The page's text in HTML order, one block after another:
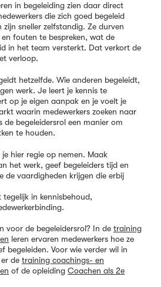
in begeleiding zien daar direct
die zich goed begeleid
zijn sneller zelfstandig. Ze durven
fouten te bespreken, wat de
in het team versterkt. Dat verkort de
verloop.
hetzelfde. Wie anderen begeleidt,
werk. Je leert je kennis te
op je eigen aanpak en je voelt je
waarin medewerkers zoeken naar
de begeleidersrol een manier om
te houden.
hier regie op nemen. Maak
het werk, geef begeleiders tijd en
de vaardigheden krijgen die erbij
in kennisbehoud,
voor de begeleidersrol? In de training
leren ervaren medewerkers hoe ze
begeleiden. Voor wie verder wil in
de training coachings- en
of de opleiding Coachen als 2e